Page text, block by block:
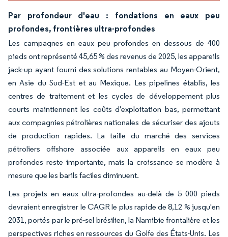
Par profondeur d'eau : fondations en eaux peu
profondes, frontières ultra-profondes
Les campagnes en eaux peu profondes en dessous de 400
pieds ont représenté 45,65 % des revenus de 2025, les appareils
jack-up ayant fourni des solutions rentables au Moyen-Orient,
en Asie du Sud-Est et au Mexique. Les pipelines établis, les
centres de traitement et les cycles de développement plus
courts maintiennent les coûts d'exploitation bas, permettant
aux compagnies pétrolières nationales de sécuriser des ajouts
de production rapides. La taille du marché des services
pétroliers offshore associée aux appareils en eaux peu
profondes reste importante, mais la croissance se modère à
mesure que les barils faciles diminuent.
Les projets en eaux ultra-profondes au-delà de 5 000 pieds
devraient enregistrer le CAGR le plus rapide de 8,12 % jusqu'en
2031, portés par le pré-sel brésilien, la Namibie frontalière et les
perspectives riches en ressources du Golfe des États-Unis. Les